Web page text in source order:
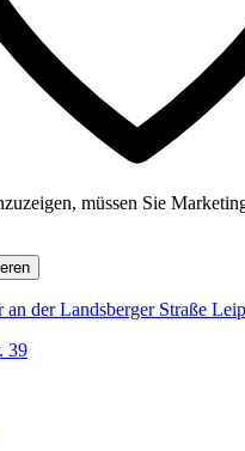
müssen Sie
der Landsberger Straße
39